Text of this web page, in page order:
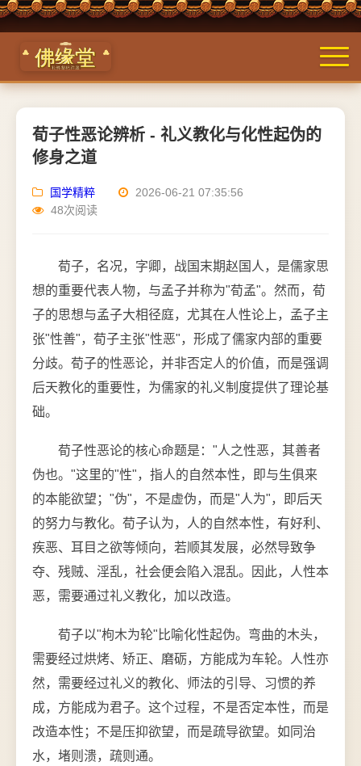
荀子性恶论辨析 - 礼义教化与化性起伪的
修身之道
国学精粹
2026-06-21 07:35:56
48次阅读
荀子，名况，字卿，战国末期赵国人，是儒家思
想的重要代表人物，与孟子并称为"荀孟"。然而，荀
子的思想与孟子大相径庭，尤其在人性论上，孟子主
张"性善"，荀子主张"性恶"，形成了儒家内部的重要
分歧。荀子的性恶论，并非否定人的价值，而是强调
后天教化的重要性，为儒家的礼义制度提供了理论基
础。
荀子性恶论的核心命题是："人之性恶，其善者
伪也。"这里的"性"，指人的自然本性，即与生俱来
的本能欲望；"伪"，不是虚伪，而是"人为"，即后天
的努力与教化。荀子认为，人的自然本性，有好利、
疾恶、耳目之欲等倾向，若顺其发展，必然导致争
夺、残贼、淫乱，社会便会陷入混乱。因此，人性本
恶，需要通过礼义教化，加以改造。
荀子以"枸木为轮"比喻化性起伪。弯曲的木头，
需要经过烘烤、矫正、磨砺，方能成为车轮。人性亦
然，需要经过礼义的教化、师法的引导、习惯的养
成，方能成为君子。这个过程，不是否定本性，而是
改造本性；不是压抑欲望，而是疏导欲望。如同治
水，堵则溃，疏则通。